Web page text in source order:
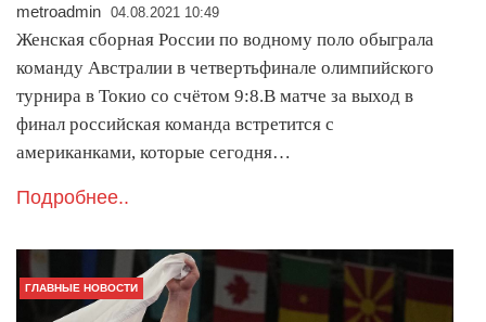
metroadmin 04.08.2021 10:49
Женская сборная России по водному поло обыграла
команду Австралии в четвертьфинале олимпийского
турнира в Токио со счётом 9:8.В матче за выход в
финал российская команда встретится с
американками, которые сегодня…
Подробнее..
ГЛАВНЫЕ НОВОСТИ